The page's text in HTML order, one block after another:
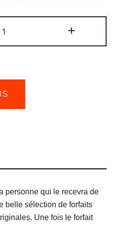
de
Coffrets
+
personne qui le recevra de
belle sélection de forfaits
Une fois le forfait